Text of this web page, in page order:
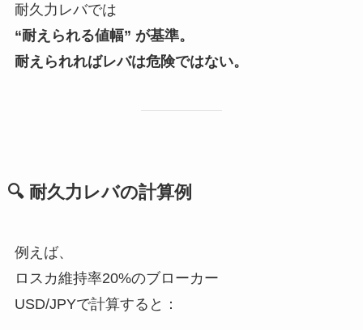
耐久力レバでは
“耐えられる値幅” が基準。
耐えられればレバは危険ではない。
🔍 耐久力レバの計算例
例えば、
ロスカ維持率20%のブローカー
USD/JPYで計算すると：